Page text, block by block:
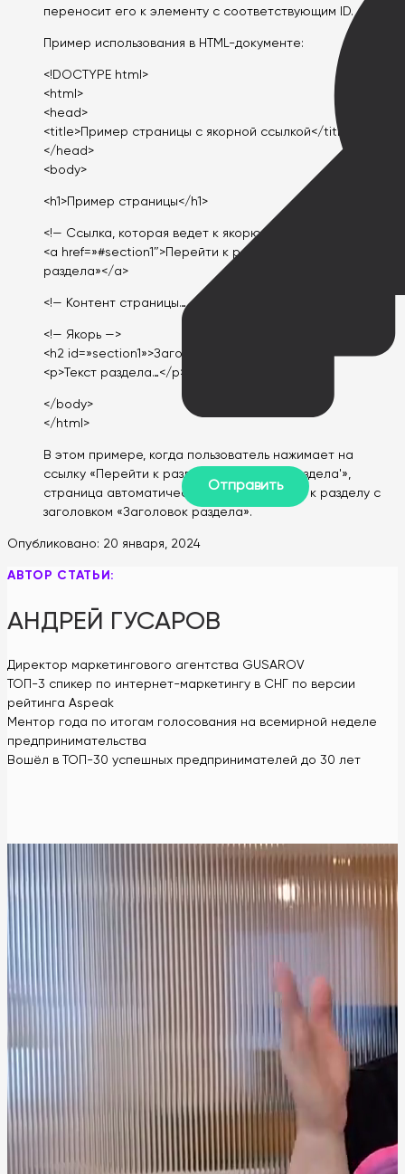
переносит его к элементу с соответствующим ID.
Пример использования в HTML-документе:
<!DOCTYPE html>
<html>
<head>
<title>Пример страницы с якорной ссылкой</title>
</head>
<body>
<h1>Пример страницы</h1>
<!— Ссылка, которая ведет к якорю —>
<a href=»#section1″>Перейти к разделу «Заголовок
раздела»</a>
<!— Контент страницы… —>
<!— Якорь —>
<h2 id=»section1»>Заголовок раздела</h2>
<p>Текст раздела…</p>
</body>
</html>
В этом примере, когда пользователь нажимает на
ссылку «Перейти к разделу ‘Заголовок раздела'»,
страница автоматически прокручивается к разделу с
заголовком «Заголовок раздела».
Опубликовано: 20 января, 2024
АВТОР СТАТЬИ:
АНДРЕЙ ГУСАРОВ
Директор маркетингового агентства GUSAROV
ТОП-3 спикер по интернет-маркетингу в СНГ по версии
рейтинга Aspeak
Ментор года по итогам голосования на всемирной неделе
предпринимательства
Вошёл в ТОП-30 успешных предпринимателей до 30 лет